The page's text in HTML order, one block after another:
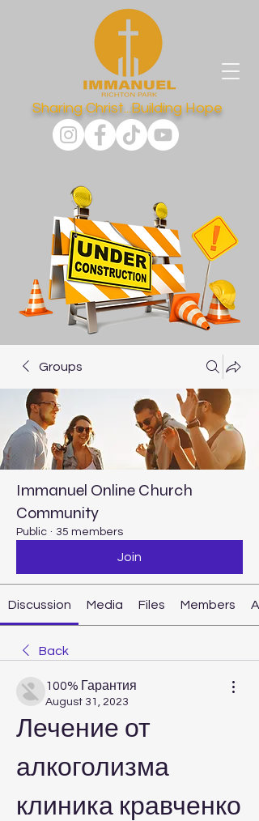
Sharing Christ...Building Hope
Groups
Immanuel Online Church
Community
Public · 35 members
Join
Discussion Media Files Members
Back
100% Гарантия
August 31, 2023
Лечение от
алкоголизма
клиника кравченко